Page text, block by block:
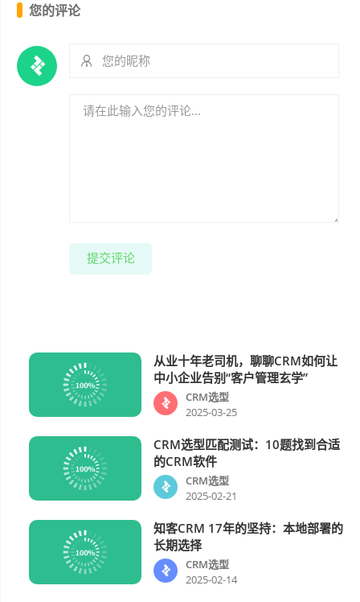
您的评论
提交评论
从业十年老司机，聊聊CRM如何让
中小企业告别“客户管理玄学”
CRM选型
2025-03-25
CRM选型匹配测试：10题找到合适
的CRM软件
CRM选型
2025-02-21
知客CRM 17年的坚持：本地部署的
长期选择
CRM选型
2025-02-14